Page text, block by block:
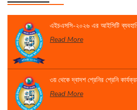
এইচএসসি-২০২৬ এর আইসিটি
Read More
৩য় থেকে দ্বাদশ শ্রেনির শ্রেনি
Read More